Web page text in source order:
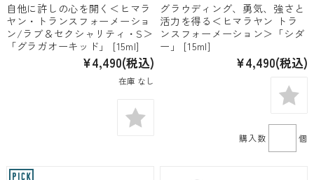
自他に許しの心を開く＜ヒマラ
ヤン・トランスフォーメーショ
ン/ラブ＆セクシャリティ・S＞
「グラガオーキッド」 [15ml]
¥4,490(税込)
在庫 なし
グラウディング、勇気、強さと
活力を得る＜ヒマラヤン トラ
ンスフォーメーション＞「シダ
ー」 [15ml]
¥4,490(税込)
購入数 個